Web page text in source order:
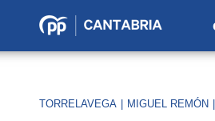
Partido
en
TORRELAVEGA MIGUEL REMÓN